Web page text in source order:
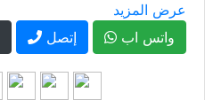
عرض المزيد
إتصل واتس اب